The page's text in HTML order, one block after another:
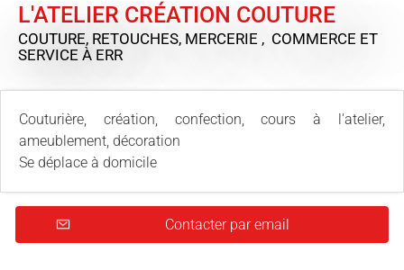
L'ATELIER CRÉATION COUTURE
COUTURE, RETOUCHES, MERCERIE , COMMERCE ET
SERVICE À ERR
Couturière, création, confection, cours à l'atelier,
ameublement, décoration
Se déplace à domicile
Contacter par email